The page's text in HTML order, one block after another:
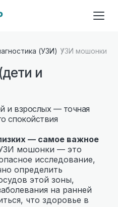
(УЗИ) УЗИ мошонки
и
и взрослых — точная
спокойствия
— самое важное
мошонки — это
исследование,
определить
этой зоны,
на ранней
что здоровье в